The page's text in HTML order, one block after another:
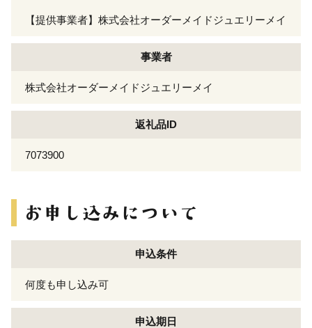
【提供事業者】株式会社オーダーメイドジュエリーメイ
事業者
株式会社オーダーメイドジュエリーメイ
返礼品ID
7073900
申込条件
何度も申し込み可
申込期日